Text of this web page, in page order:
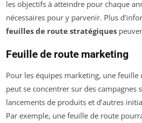
les objectifs à atteindre pour chaque
nécessaires pour y parvenir. Plus
feuilles de route stratégiques
Feuille de route marketing
Pour les équipes marketing, une
peut se concentrer sur des campagnes
lancements de produits et d’autres
Par exemple, une feuille de route